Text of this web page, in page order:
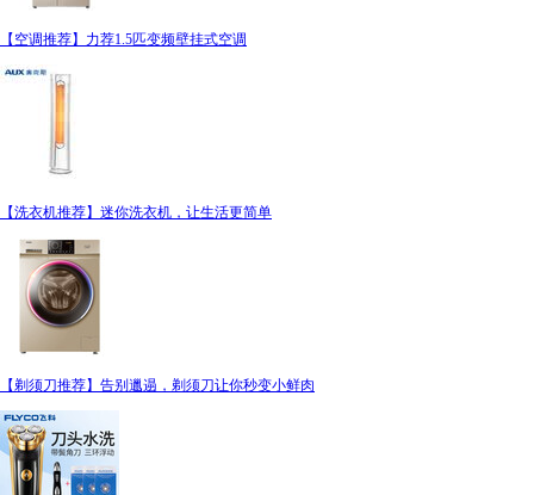
【空调推荐】力荐1.5匹变频壁挂式空调
【洗衣机推荐】迷你洗衣机，让生活更简单
【剃须刀推荐】告别邋遢，剃须刀让你秒变小鲜肉